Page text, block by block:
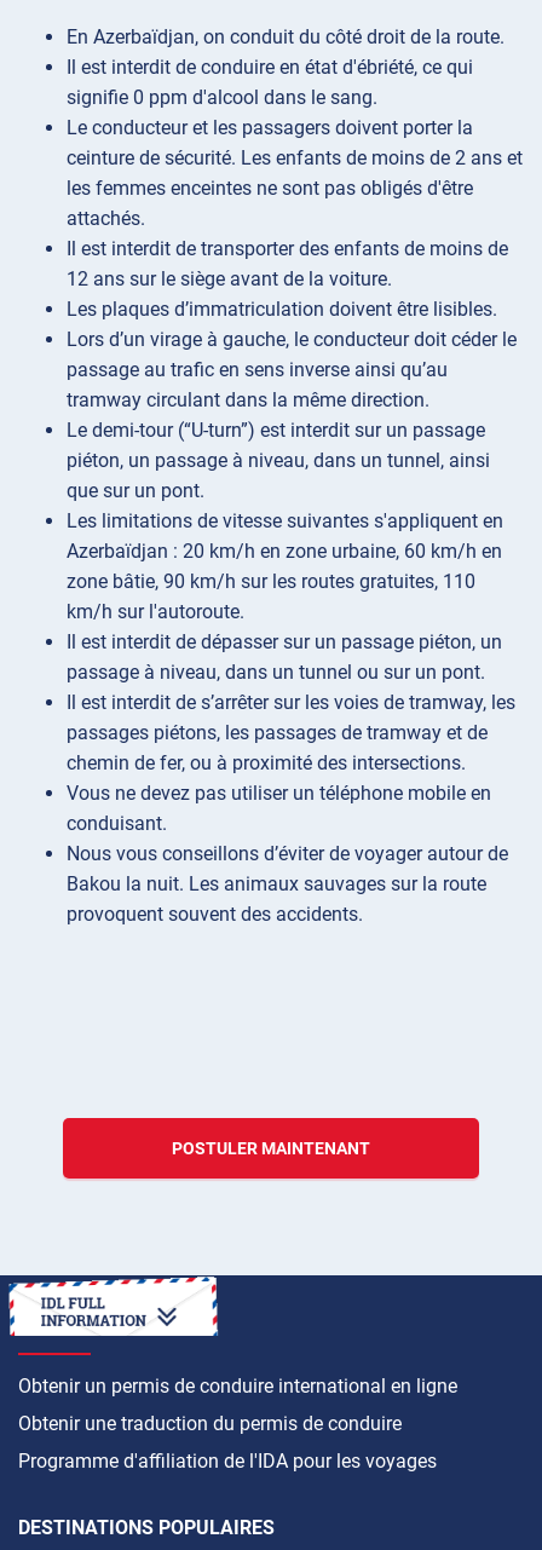
En Azerbaïdjan, on conduit du côté droit de la route.
Il est interdit de conduire en état d'ébriété, ce qui
signifie 0 ppm d'alcool dans le sang.
Le conducteur et les passagers doivent porter la
ceinture de sécurité. Les enfants de moins de 2 ans et
les femmes enceintes ne sont pas obligés d'être
attachés.
Il est interdit de transporter des enfants de moins de
12 ans sur le siège avant de la voiture.
Les plaques d’immatriculation doivent être lisibles.
Lors d’un virage à gauche, le conducteur doit céder le
passage au trafic en sens inverse ainsi qu’au
tramway circulant dans la même direction.
Le demi-tour (“U-turn”) est interdit sur un passage
piéton, un passage à niveau, dans un tunnel, ainsi
que sur un pont.
Les limitations de vitesse suivantes s'appliquent en
Azerbaïdjan : 20 km/h en zone urbaine, 60 km/h en
zone bâtie, 90 km/h sur les routes gratuites, 110
km/h sur l'autoroute.
Il est interdit de dépasser sur un passage piéton, un
passage à niveau, dans un tunnel ou sur un pont.
Il est interdit de s’arrêter sur les voies de tramway, les
passages piétons, les passages de tramway et de
chemin de fer, ou à proximité des intersections.
Vous ne devez pas utiliser un téléphone mobile en
conduisant.
Nous vous conseillons d’éviter de voyager autour de
Bakou la nuit. Les animaux sauvages sur la route
provoquent souvent des accidents.
POSTULER MAINTENANT
COMMENT FAIRE
Obtenir un permis de conduire international en ligne
Obtenir une traduction du permis de conduire
Programme d'affiliation de l'IDA pour les voyages
DESTINATIONS POPULAIRES